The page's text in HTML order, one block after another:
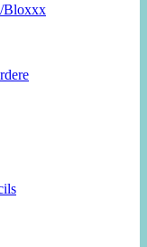
Bloxxx